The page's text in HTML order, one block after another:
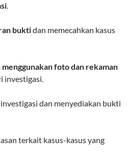
.
buktidan memecahkan kasus
menggunakan foto dan rekaman
investigasi.
dan menyediakan bukti
terkait kasus-kasus yang